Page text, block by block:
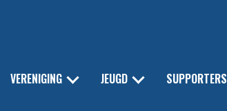
VERENIGING JEUGD SUPPORTERS